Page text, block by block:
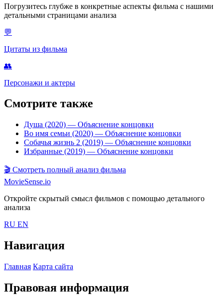
Погрузитесь глубже в конкретные аспекты фильма с нашими
детальными страницами анализа
💬
Цитаты из фильма
👥
Персонажи и актеры
Смотрите также
Душа (2020) — Объяснение концовки
Во имя семьи (2020) — Объяснение концовки
Собачья жизнь 2 (2019) — Объяснение концовки
Избранные (2019) — Объяснение концовки
🎬 Смотреть полный анализ фильма
MovieSense.io
Откройте скрытый смысл фильмов с помощью детального
анализа
RU EN
Навигация
Главная Карта сайта
Правовая информация